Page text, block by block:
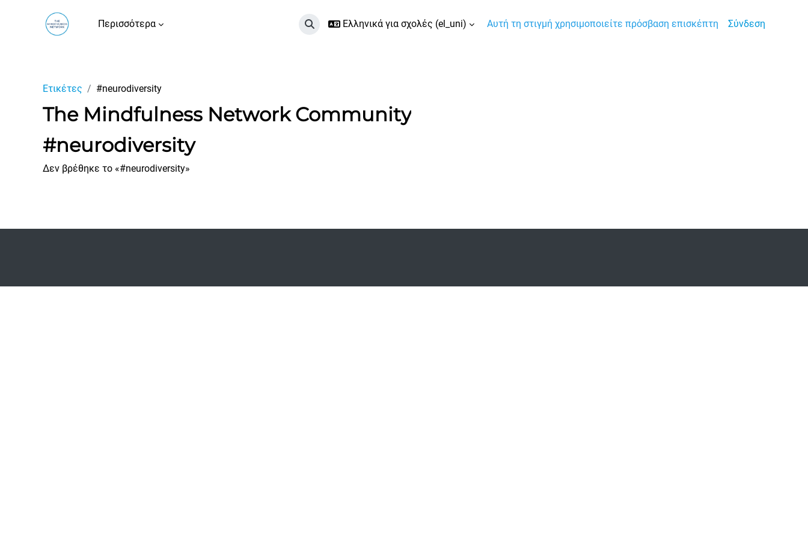
Περισσότερα
Εναλλαγή εισόδου αναζήτησης
Ελληνικά για σχολές ‎(el_uni)‎ Αυτή τη στιγμή χρησιμοποιείτε πρόσβαση επισκέπτη Σύνδεση
Ετικέτες #neurodiversity
The Mindfulness Network Community
#neurodiversity
Δεν βρέθηκε το «#neurodiversity»